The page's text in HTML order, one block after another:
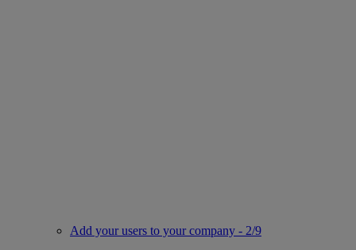
Add your users to your company - 2/9